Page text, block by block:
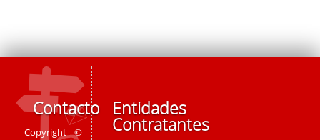
Contacto
Copyright ©
Entidades
Contratantes